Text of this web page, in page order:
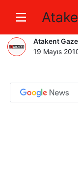
19 MAYIS
Atakent
19 Mayıs